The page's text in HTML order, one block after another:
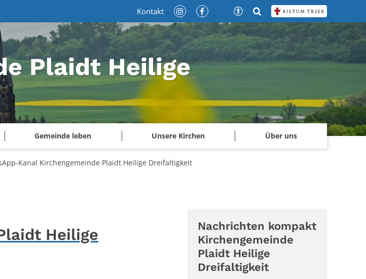
Plaidt Heilige
Gemeinde leben Unsere Kirchen Über uns
Kontakt
Kanal Kirchengemeinde Plaidt Heilige Dreifaltigkeit
Heilige
Nachrichten kompakt
Kirchengemeinde
Plaidt Heilige
Dreifaltigkeit